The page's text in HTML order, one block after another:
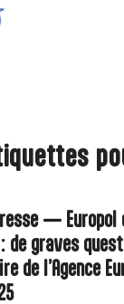
— Europol
: de graves
de l’Agence